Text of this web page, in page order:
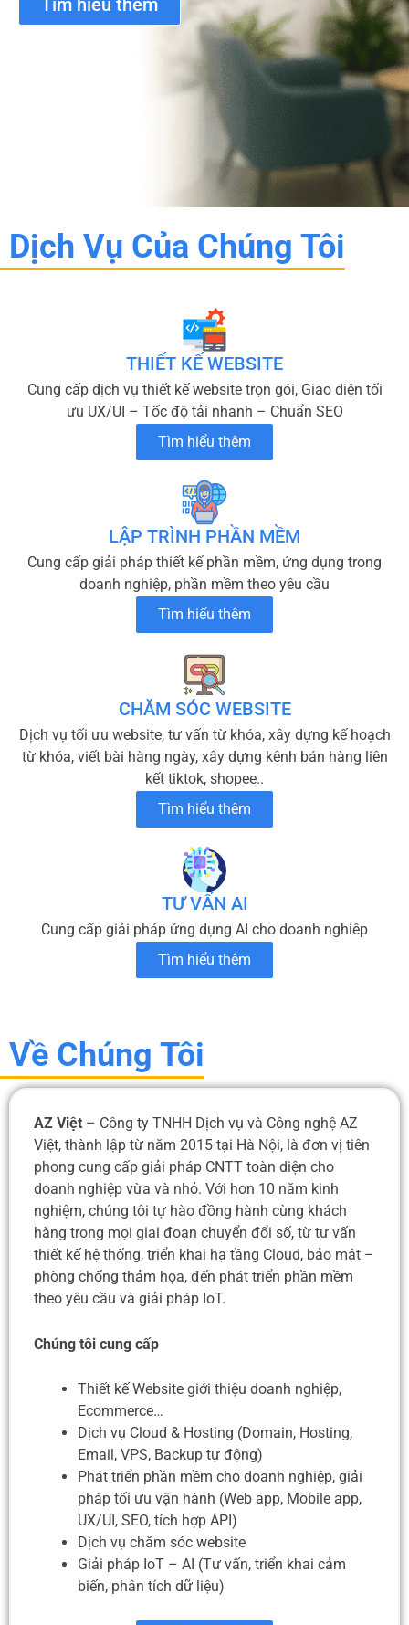
Tìm hiểu thêm
Dịch Vụ Của Chúng Tôi
THIẾT KẾ WEBSITE
Cung cấp dịch vụ thiết kế website trọn gói, Giao diện tối
ưu UX/UI – Tốc độ tải nhanh – Chuẩn SEO
Tìm hiểu thêm
LẬP TRÌNH PHẦN MỀM
Cung cấp giải pháp thiết kế phần mềm, ứng dụng trong
doanh nghiệp, phần mềm theo yêu cầu
Tìm hiểu thêm
CHĂM SÓC WEBSITE
Dịch vụ tối ưu website, tư vấn từ khóa, xây dựng kế hoạch
từ khóa, viết bài hàng ngày, xây dựng kênh bán hàng liên
kết tiktok, shopee..
Tìm hiểu thêm
TƯ VẤN AI
Cung cấp giải pháp ứng dụng AI cho doanh nghiêp
Tìm hiểu thêm
Về Chúng Tôi
AZ Việt – Công ty TNHH Dịch vụ và Công nghệ AZ
Việt, thành lập từ năm 2015 tại Hà Nội, là đơn vị tiên
phong cung cấp giải pháp CNTT toàn diện cho
doanh nghiệp vừa và nhỏ. Với hơn 10 năm kinh
nghiệm, chúng tôi tự hào đồng hành cùng khách
hàng trong mọi giai đoạn chuyển đổi số, từ tư vấn
thiết kế hệ thống, triển khai hạ tầng Cloud, bảo mật –
phòng chống thảm họa, đến phát triển phần mềm
theo yêu cầu và giải pháp IoT.
Chúng tôi cung cấp
Thiết kế Website giới thiệu doanh nghiệp,
Ecommerce…
Dịch vụ Cloud & Hosting (Domain, Hosting,
Email, VPS, Backup tự động)
Phát triển phần mềm cho doanh nghiệp, giải
pháp tối ưu vận hành (Web app, Mobile app,
UX/UI, SEO, tích hợp API)
Dịch vụ chăm sóc website
Giải pháp IoT – AI (Tư vấn, triển khai cảm
biến, phân tích dữ liệu)